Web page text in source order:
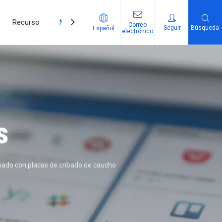
Recurso Noticias Contáctenos
Español
Correo
electrónico
Seguir​​​​​​​ Búsqueda
con placas de cribado de caucho